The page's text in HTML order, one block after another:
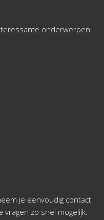
onderwerpen
je eenvoudig contact
zo snel mogelijk.